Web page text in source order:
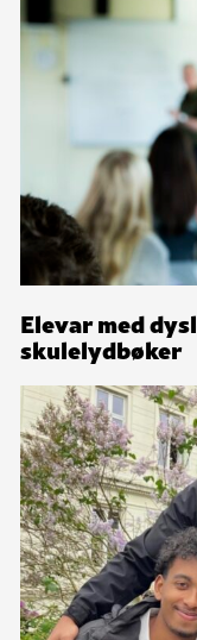
Elevar med
skulelydbøker